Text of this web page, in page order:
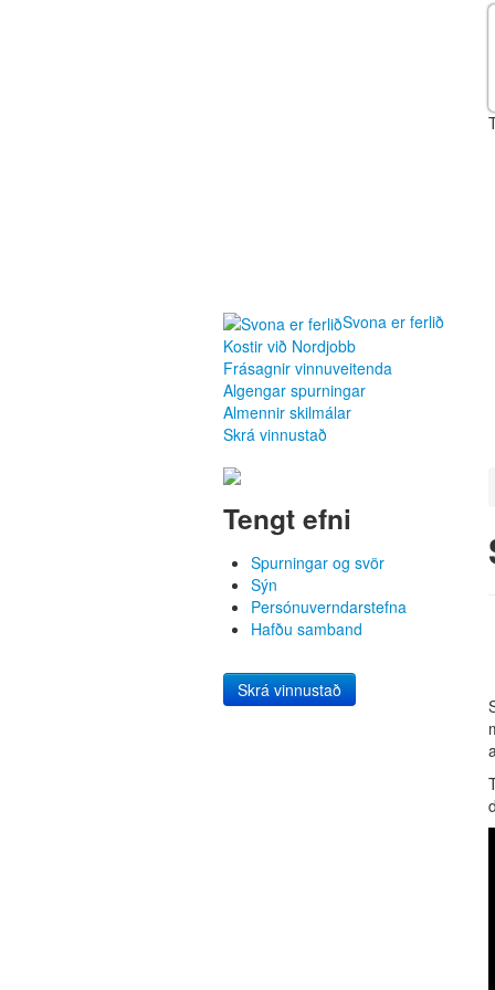
Svona er ferlið
Kostir við Nordjobb
Frásagnir vinnuveitenda
Algengar spurningar
Almennir skilmálar
Skrá vinnustað
Tengt efni
Spurningar og svör
Sýn
Persónuverndarstefna
Hafðu samband
Skrá vinnustað